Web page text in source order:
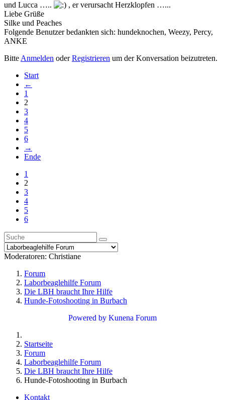
und Lucca …..
, er verursacht Herzklopfen …...
Liebe Grüße
Silke und Peaches
Folgende Benutzer bedankten sich: hundeknochen, Weezy, Percy,
ANKE
Bitte Anmelden oderRegistrieren um der Konversation beizutreten.
Start
←
1
2
3
4
5
6
→
Ende
1
2
3
4
5
6
Moderatoren: Christiane
Forum
Laborbeaglehilfe Forum
Die LBH braucht Ihre Hilfe
Hunde-Fotoshooting in Burbach
Powered by Kunena Forum
Startseite
Forum
Laborbeaglehilfe Forum
Die LBH braucht Ihre Hilfe
Hunde-Fotoshooting in Burbach
Kontakt